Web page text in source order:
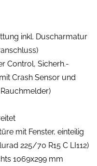
inkl. Duscharmatur
Control, Sicherh.-
Crash Sensor und
mit Fenster, einteilig
225/70 R15 C LI112)
1069x299 mm